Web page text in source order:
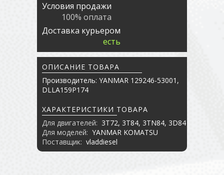
Условия продажи
100% оплата
Доставка курьером
есть
ОПИСАНИЕ ТОВАРА
Производитель: YANMAR 129246-53001,
DLLA159P174
ХАРАКТЕРИСТИКИ ТОВАРА
Для двигателей: 3T72, 3T84, 3TN84, 3D84
Для моделей: YANMAR KOMATSU
Поставщик: vladdiesel